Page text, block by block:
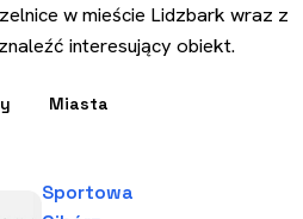
w mieście Lidzbark wraz z
interesujący obiekt.
Miasta
Sportowa